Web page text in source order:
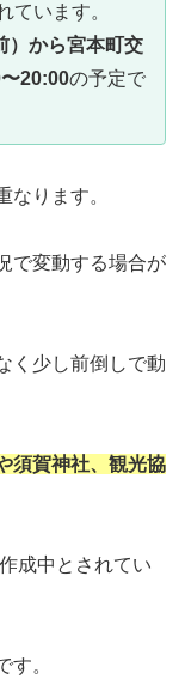
ています。
）から宮本町交
20:00の予定で
なります。
で変動する場合が
く少し前倒しで動
須賀神社、観光協
成中とされてい
す。